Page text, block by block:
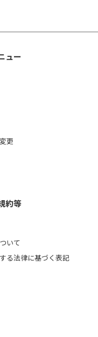
ュー
更
約等
いて
る法律に基づく表記